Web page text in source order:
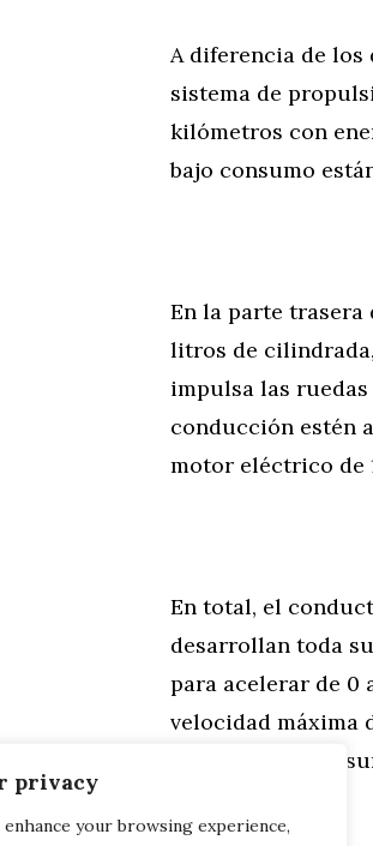
privacy
your browsing experience,
A diferencia de los
sistema de
kilómetros con
bajo consumo
En la parte
litros de
impulsa las ruedas
conducción estén
motor eléctrico de
En total, el
desarrollan toda
para acelerar de 0
velocidad máxima
tanto, sin un
Categorías
General,Motor